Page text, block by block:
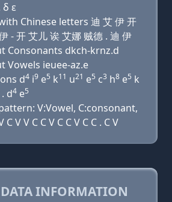
δ ε
Chinese letters 迪 艾 伊 开
- 开 艾儿 诶 艾娜 贼德 . 迪 伊
Consonants dkch-krnz.d
Vowels ieuee-az.e
d4 i9 e5 k11 u21 e5 c3 h8 e5 k
. d4 e5
V:Vowel, C:consonant,
V V C C V C C V C C . C V
INFORMATION